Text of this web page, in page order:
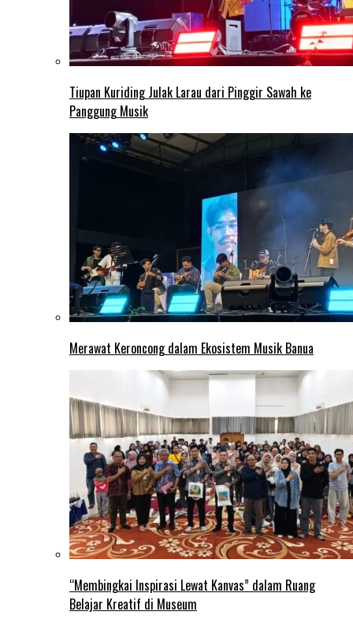
Tiupan Kuriding Julak Larau dari Pinggir Sawah ke
Panggung Musik
Merawat Keroncong dalam Ekosistem Musik Banua
“Membingkai Inspirasi Lewat Kanvas” dalam Ruang
Belajar Kreatif di Museum